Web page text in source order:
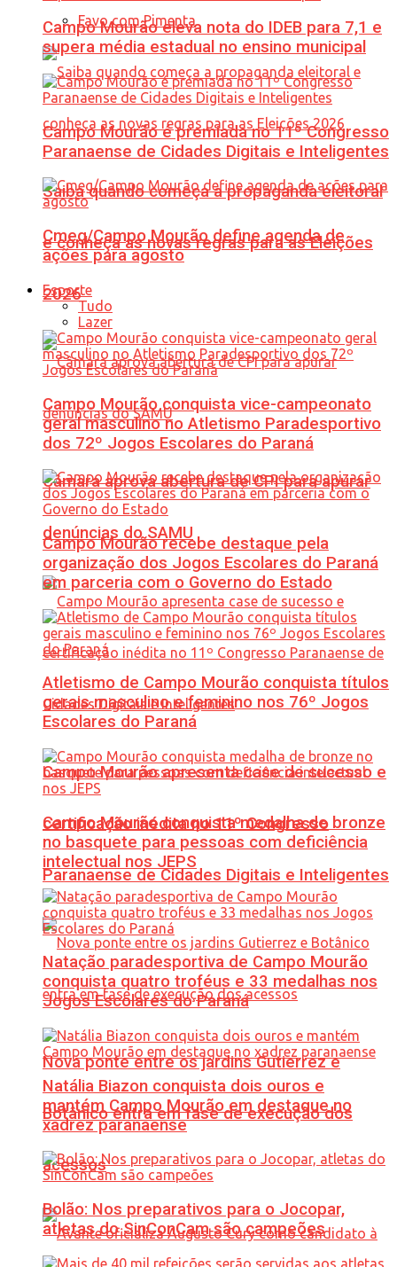
Favo com Pimenta
Saiba quando começa a propaganda eleitoral
e conheça as novas regras para as Eleições
2026
Câmara aprova abertura de CPI para apurar
denúncias do SAMU
Campo Mourão apresenta case de sucesso e
certificação inédita no 11º Congresso
Paranaense de Cidades Digitais e Inteligentes
Nova ponte entre os jardins Gutierrez e
Botânico entra em fase de execução dos
acessos
Campo Mourão eleva nota do IDEB para 7,1 e
supera média estadual no ensino municipal
Campo Mourão é premiada no 11º Congresso
Paranaense de Cidades Digitais e Inteligentes
Cmeg/Campo Mourão define agenda de
ações para agosto
Esporte
Tudo
Lazer
Campo Mourão conquista vice-campeonato
geral masculino no Atletismo Paradesportivo
dos 72º Jogos Escolares do Paraná
Campo Mourão recebe destaque pela
organização dos Jogos Escolares do Paraná
em parceria com o Governo do Estado
Atletismo de Campo Mourão conquista títulos
gerais masculino e feminino nos 76º Jogos
Escolares do Paraná
Campo Mourão conquista medalha de bronze
no basquete para pessoas com deficiência
intelectual nos JEPS
Natação paradesportiva de Campo Mourão
conquista quatro troféus e 33 medalhas nos
Jogos Escolares do Paraná
Natália Biazon conquista dois ouros e
mantém Campo Mourão em destaque no
xadrez paranaense
Bolão: Nos preparativos para o Jocopar,
atletas do SinConCam são campeões